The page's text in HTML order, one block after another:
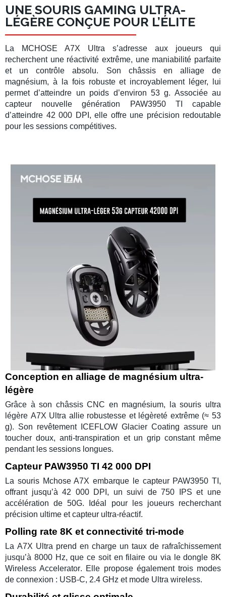
UNE SOURIS GAMING ULTRA-
LÉGÈRE CONÇUE POUR L’ÉLITE
La MCHOSE A7X Ultra s’adresse aux joueurs qui
recherchent une réactivité extrême, une maniabilité parfaite
et uncontrôle absolu. Son châssis en alliage de
magnésium, à la fois robuste et incroyablement léger, lui
permet d’atteindre un poids d’environ 53 g. Associée au
capteur nouvelle génération PAW3950 TI
capable
d’atteindre 42 000 DPI , elle offre une précision redoutable
pour les sessions compétitives.
Conception en alliage de magnésium ultra-
légère
Grâce à son châssisCNC en magnésium, lasouris ultra
légère A7X Ultra allie robustesse et légèreté extrême (≈ 53
g). Son revêtement
ICEFLOW Glacier Coating assure un
toucher doux, anti-transpiration et un grip constant même
pendant les sessions longues.
Capteur PAW3950 TI 42 000 DPI
La souris Mchose A7X embarque le capteur PAW3950 TI ,
offrant jusqu’à42 000 DPI , un suivi de750 IPS et une
accélération de50G. Idéal pour les joueurs recherchant
précision ultime et capteur ultra-réactif.
Polling rate 8K et connectivité tri-mode
La A7X Ultra prend en charge un taux de rafraîchissement
jusqu’à 8000 Hz, que ce soit en filaire ou via ledongle 8K
Wireless Accelerator. Elle propose également trois modes
de connexion : USB-C, 2.4 GHz et mode Ultra wireless.